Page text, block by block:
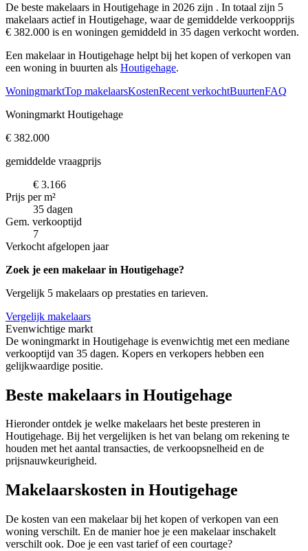
De beste makelaars in Houtigehage in 2026 zijn . In totaal zijn 5
makelaars actief in Houtigehage, waar de gemiddelde verkoopprijs
€ 382.000 is en woningen gemiddeld in 35 dagen verkocht worden.
Een makelaar in Houtigehage helpt bij het kopen of verkopen van
een woning in buurten als Houtigehage.
WoningmarktTop makelaarsKostenRecent verkochtBuurtenFAQ
Woningmarkt Houtigehage
€ 382.000
gemiddelde vraagprijs
€ 3.166
Prijs per m²
35 dagen
Gem. verkooptijd
7
Verkocht afgelopen jaar
Zoek je een makelaar in Houtigehage?
Vergelijk 5 makelaars op prestaties en tarieven.
Vergelijk makelaars
Evenwichtige markt
De woningmarkt in Houtigehage is evenwichtig met een mediane
verkooptijd van 35 dagen. Kopers en verkopers hebben een
gelijkwaardige positie.
Beste makelaars in Houtigehage
Hieronder ontdek je welke makelaars het beste presteren in
Houtigehage. Bij het vergelijken is het van belang om rekening te
houden met het aantal transacties, de verkoopsnelheid en de
prijsnauwkeurigheid.
Makelaarskosten in Houtigehage
De kosten van een makelaar bij het kopen of verkopen van een
woning verschilt. En de manier hoe je een makelaar inschakelt
verschilt ook. Doe je een vast tarief of een courtage?